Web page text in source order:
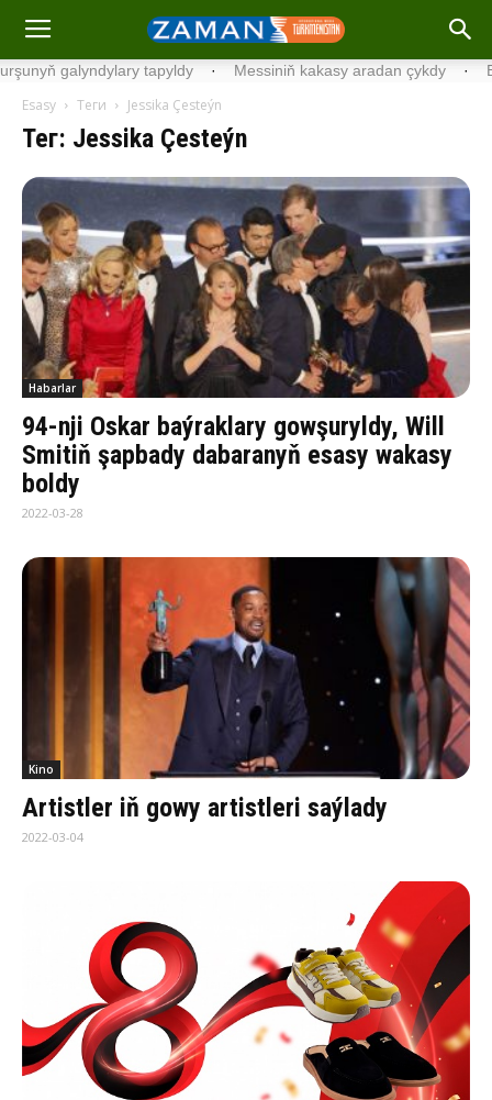
galyndylary tapyldy · Messiniň kakasy aradan çykdy ·
Esasy Теги Jessika Çesteýn
Тег: Jessika Çesteýn
Habarlar
94-nji Oskar baýraklary gowşuryldy, Will
Smitiň şapbady dabaranyň esasy wakasy
boldy
2022-03-28
Kino
Artistler iň gowy artistleri saýlady
2022-03-04